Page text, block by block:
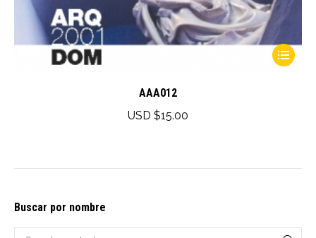
This
options
chosen
AAA012
USD $15.00
Buscar por nombre